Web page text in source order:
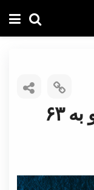
صادرات محصولات نانو به ۶۳